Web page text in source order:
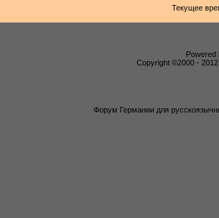
Текущее
Powered
Copyright ©2000 -
Форум Германии для